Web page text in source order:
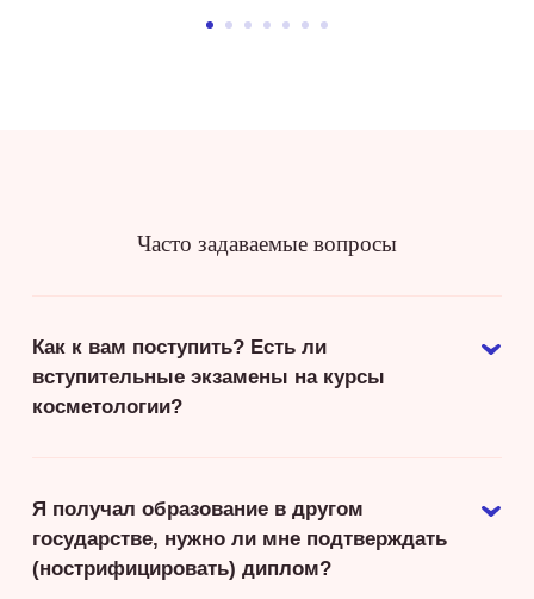
Часто задаваемые вопросы
Как к вам поступить? Есть ли
вступительные экзамены на курсы
косметологии?
Я получал образование в другом
государстве, нужно ли мне подтверждать
(нострифицировать) диплом?